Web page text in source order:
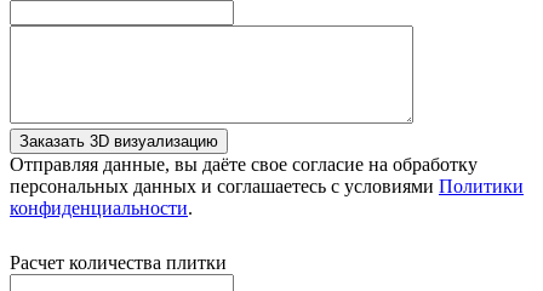
Заказать 3D визуализацию
Отправляя данные, вы даёте свое согласие на обработку
персональных данных и соглашаетесь с условиями Политики
конфиденциальности.
Расчет количества плитки